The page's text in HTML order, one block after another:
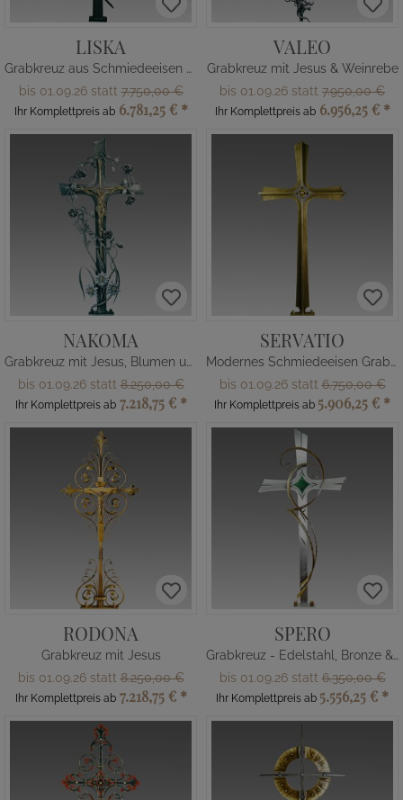
LISKA
Grabkreuz aus Schmiedeeisen mit Bronze
bis 01.09.26 statt7.750,00 €
Ihr Komplettpreis ab 6.781,25 € *
VALEO
Grabkreuz mit Jesus & Weinrebe
bis 01.09.26 statt 7.950,00 €
Ihr Komplettpreis ab 6.956,25 € *
NAKOMA
Grabkreuz mit Jesus, Blumen und Ähre
bis 01.09.26 statt8.250,00 €
Ihr Komplettpreis ab 7.218,75 € *
SERVATIO
Modernes Schmiedeeisen Grabkreuz
bis 01.09.26 statt6.750,00 €
Ihr Komplettpreis ab 5.906,25 € *
RODONA
Grabkreuz mit Jesus
bis 01.09.26 statt8.250,00 €
Ihr Komplettpreis ab 7.218,75 € *
SPERO
Grabkreuz - Edelstahl, Bronze & Glas
bis 01.09.26 statt6.350,00 €
Ihr Komplettpreis ab 5.556,25 € *